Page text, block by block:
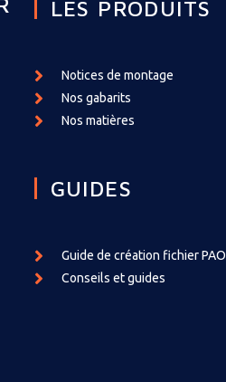
LES PRODUITS
Notices de montage
Nos gabarits
Nos matières
GUIDES
Guide de création fichier PAO
Conseils et guides